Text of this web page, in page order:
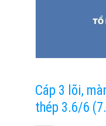
Cáp 3 lõi,
thép 3.6/6